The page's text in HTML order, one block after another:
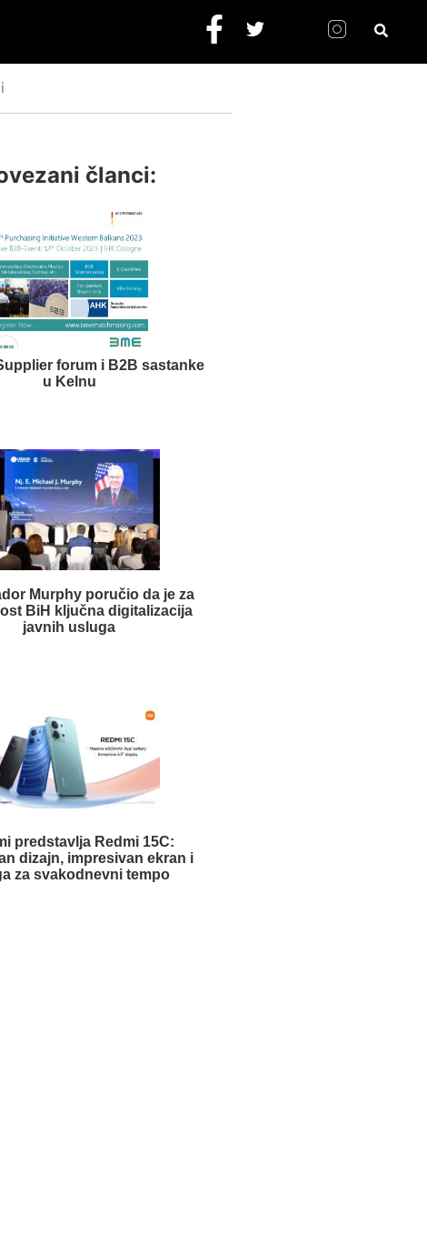
članci:
forum i B2B sastanke
u Kelnu
Murphy poručio da je za
BiH ključna digitalizacija
javnih usluga
predstavlja Redmi 15C:
dizajn, impresivan ekran i
za svakodnevni tempo